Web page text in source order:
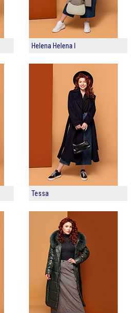
Helena Helena I
Tessa